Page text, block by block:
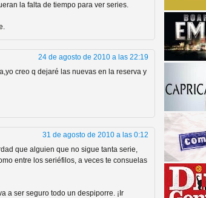
peligro de
la "verdad"
la falta de tiempo para ver series.
24 de agosto de 2010 a las 22:19
creo q dejaré las nuevas en la reserva y
31 de agosto de 2010 a las 0:12
que alguien que no sigue tanta serie,
entre los seriéfilos, a veces te consuelas
a ser seguro todo un despiporre. ¡Ir